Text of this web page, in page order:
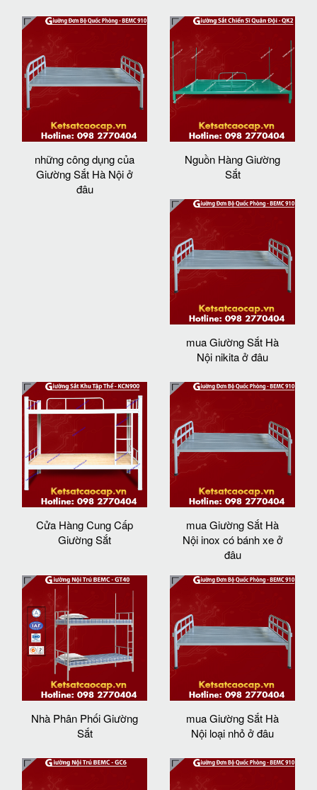
những công dụng của
Giường Sắt Hà Nội ở
đâu
Nguồn Hàng Giường
Sắt
mua Giường Sắt Hà
Nội nikita ở đâu
Cửa Hàng Cung Cấp
Giường Sắt
mua Giường Sắt Hà
Nội inox có bánh xe ở
đâu
Nhà Phân Phối Giường
Sắt
mua Giường Sắt Hà
Nội loại nhỏ ở đâu